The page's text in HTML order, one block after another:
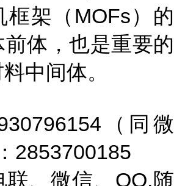
框架（MOFs）的
体，也是重要的
中间体。
（同微
2853700185
联、微信、QQ,随